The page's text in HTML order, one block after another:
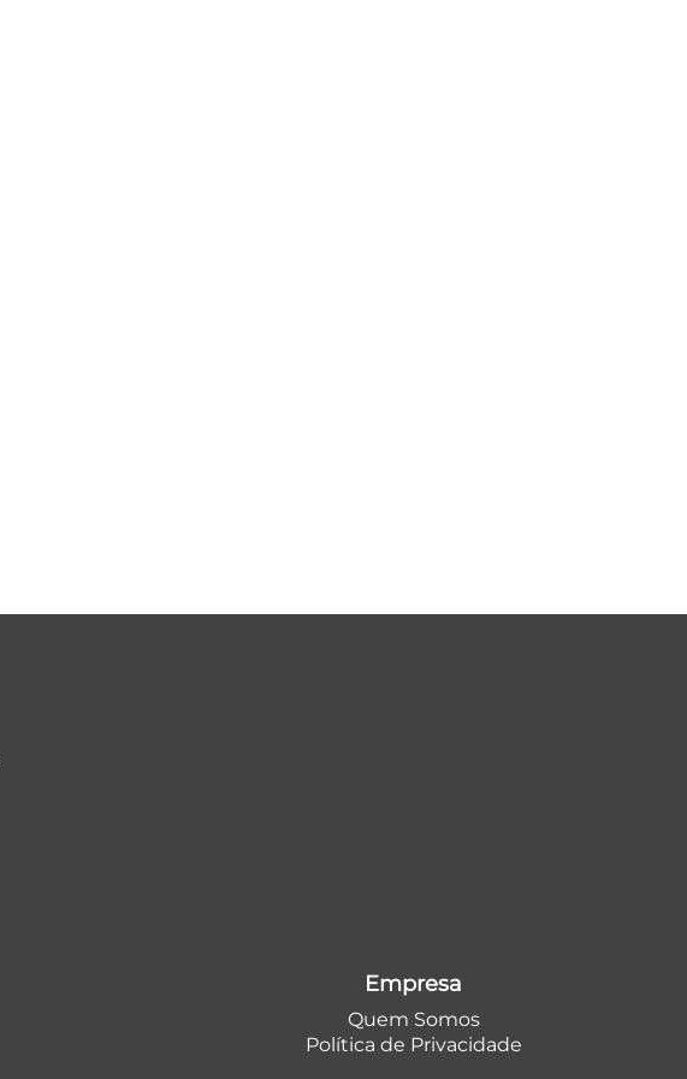
Empresa
Quem Somos
Política de Privacidade